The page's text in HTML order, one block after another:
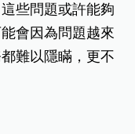
些問題或許能夠
會因為問題越來
難以隱瞞，更不